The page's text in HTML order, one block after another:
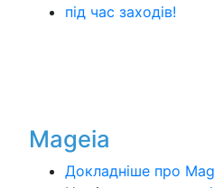
під час заходів!
Mageia
Докладніше про